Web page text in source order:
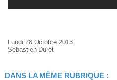
Lundi 28 Octobre 2013
Sebastien Duret
DANS LA MÊME RUBRIQUE :